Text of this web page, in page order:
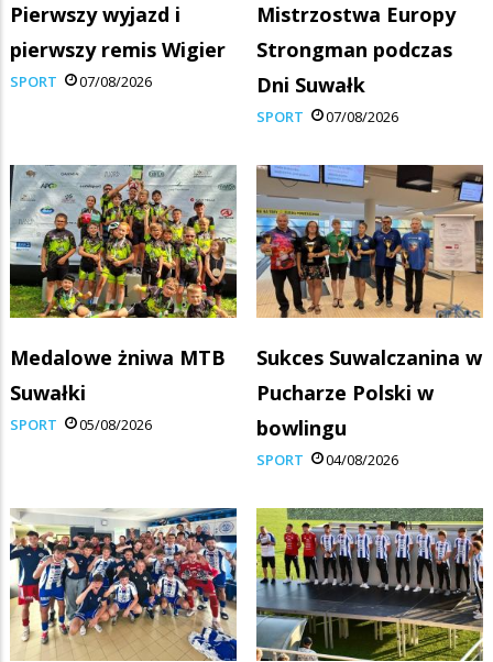
Pierwszy wyjazd i
pierwszy remis Wigier
SPORT 07/08/2026
Mistrzostwa Europy
Strongman podczas
Dni Suwałk
SPORT 07/08/2026
Medalowe żniwa MTB
Suwałki
SPORT 05/08/2026
Sukces Suwalczanina w
Pucharze Polski w
bowlingu
SPORT 04/08/2026